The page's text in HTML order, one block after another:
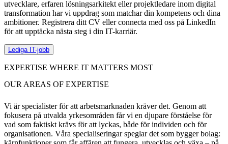
utvecklare, erfaren lösningsarkitekt eller projektledare inom digital
transformation har vi uppdrag som matchar din kompetens och dina
ambitioner. Registrera ditt CV eller connecta med oss på LinkedIn
för att upptäcka nästa steg i din IT-karriär.
Lediga IT-jobb
EXPERTISE WHERE IT MATTERS MOST
OUR AREAS OF EXPERTISE
Vi är specialister för att arbetsmarknaden kräver det. Genom att
fokusera på utvalda yrkesområden får vi en djupare förståelse för
vad som faktiskt krävs för att lyckas, både för individen och för
organisationen. Våra specialiseringar speglar det som bygger bolag: